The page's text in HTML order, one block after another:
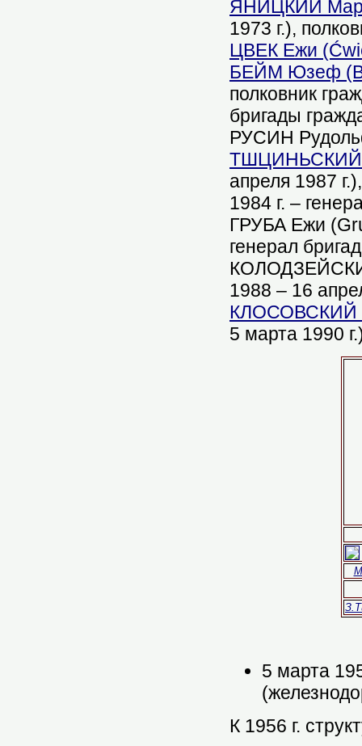
ЯНИЦКИЙ
1973 г.),
ЦВЕК Ежи
БЕЙМ Юзеф
полковник
бригады
РУСИН
ТШЦИНЬСКИЙ
апреля 1987
1984 г. –
ГРУБА Ежи
генерал
1988 – 16
КЛОСОВСКИЙ
5 марта 1990
5 марта
К 1956 г.